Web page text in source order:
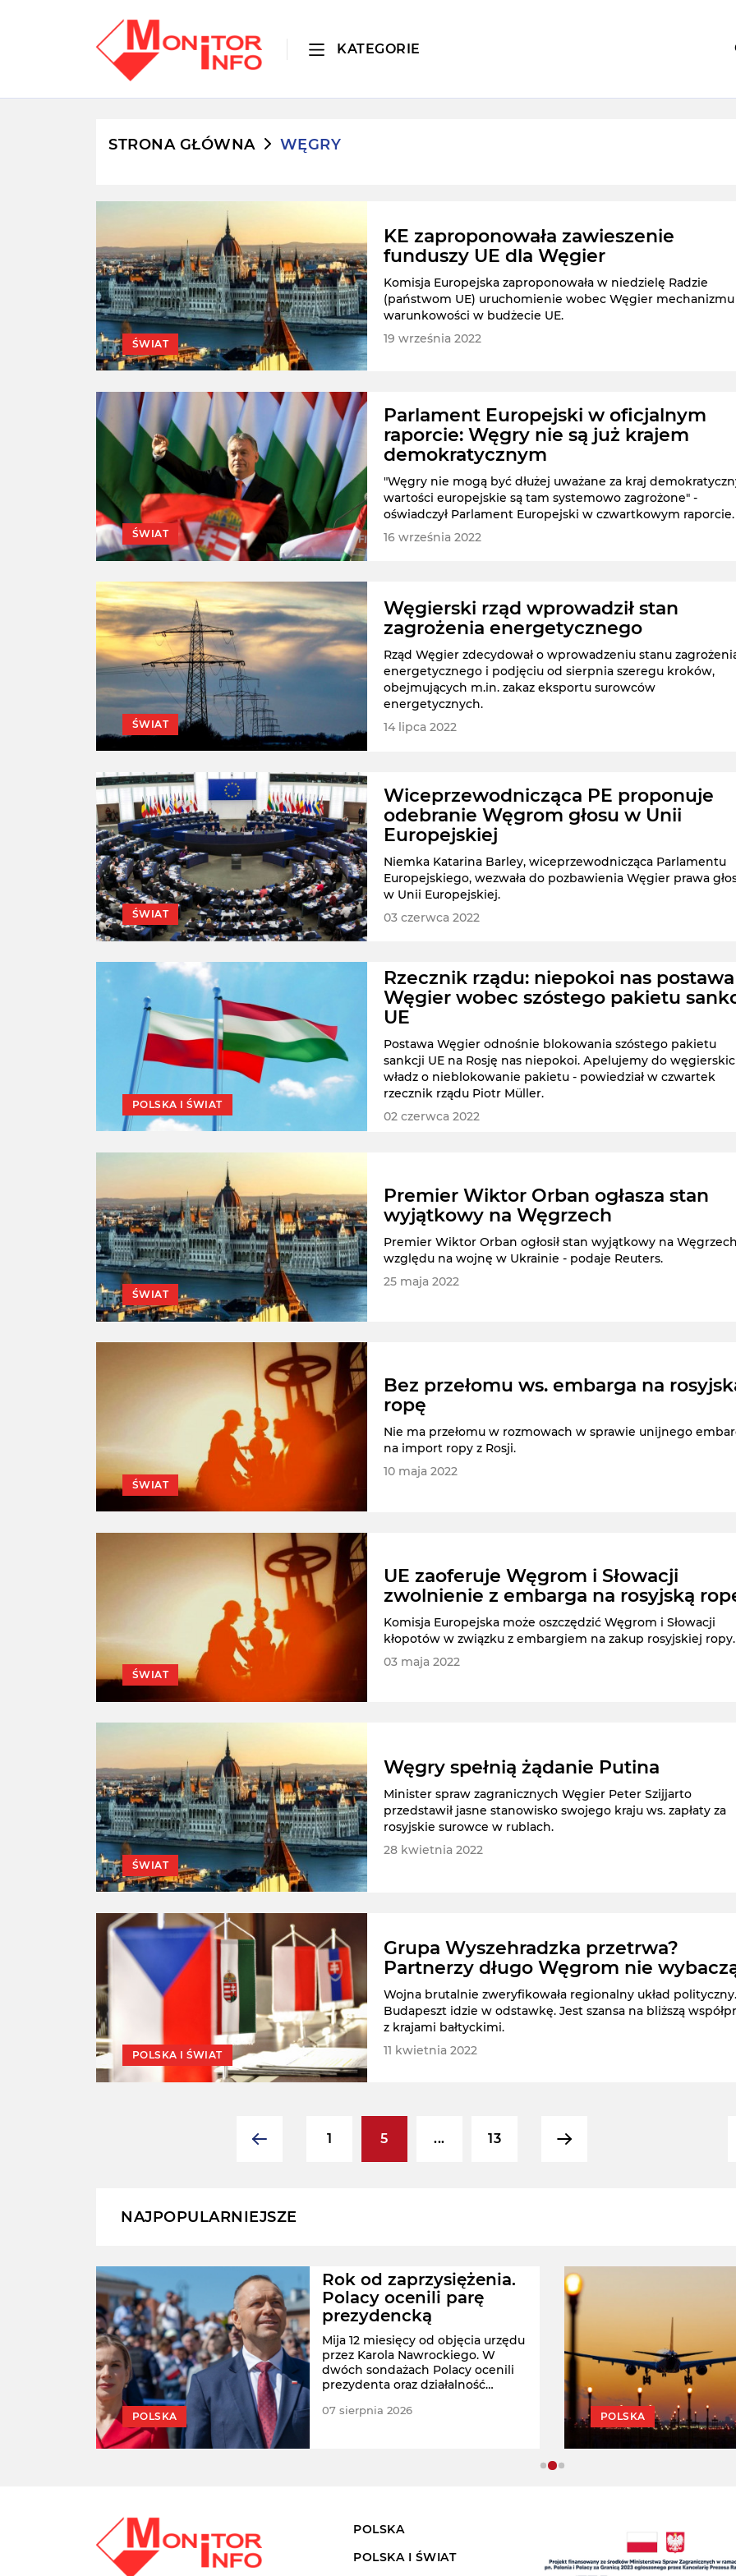
KATEGORIE
STRONA GŁÓWNA WĘGRY
ŚWIAT
KE zaproponowała zawieszenie
funduszy UE dla Węgier
Komisja Europejska zaproponowała w niedzielę Radzie
(państwom UE) uruchomienie wobec Węgier mechanizmu
warunkowości w budżecie UE.
19 września 2022
ŚWIAT
Parlament Europejski w oficjalnym
raporcie: Węgry nie są już krajem
demokratycznym
"Węgry nie mogą być dłużej uważane za kraj
wartości europejskie są tam systemowo zagrożone" -
oświadczył Parlament Europejski w czwartkowym raporcie.
16 września 2022
ŚWIAT
Węgierski rząd wprowadził stan
zagrożenia energetycznego
Rząd Węgier zdecydował o wprowadzeniu stanu
energetycznego i podjęciu od sierpnia szeregu kroków,
obejmujących m.in. zakaz eksportu surowców
energetycznych.
14 lipca 2022
ŚWIAT
Wiceprzewodnicząca PE proponuje
odebranie Węgrom głosu w Unii
Europejskiej
Niemka Katarina Barley, wiceprzewodnicząca Parlamentu
Europejskiego, wezwała do pozbawienia Węgier prawa
w Unii Europejskiej.
03 czerwca 2022
POLSKA I ŚWIAT
Rzecznik rządu: niepokoi nas postawa
Węgier wobec szóstego pakietu
UE
Postawa Węgier odnośnie blokowania szóstego pakietu
sankcji UE na Rosję nas niepokoi. Аpelujemy do
władz o nieblokowanie pakietu - powiedział w czwartek
rzecznik rządu Piotr Müller.
02 czerwca 2022
ŚWIAT
Premier Wiktor Orban ogłasza stan
wyjątkowy na Węgrzech
Premier Wiktor Orban ogłosił stan wyjątkowy na
względu na wojnę w Ukrainie - podaje Reuters.
25 maja 2022
ŚWIAT
Bez przełomu ws. embarga na
ropę
Nie ma przełomu w rozmowach w sprawie unijnego
na import ropy z Rosji.
10 maja 2022
ŚWIAT
UE zaoferuje Węgrom i Słowacji
zwolnienie z embarga na rosyjską
Komisja Europejska może oszczędzić Węgrom i Słowacji
kłopotów w związku z embargiem na zakup rosyjskiej ropy.
03 maja 2022
ŚWIAT
Węgry spełnią żądanie Putina
Minister spraw zagranicznych Węgier Peter Szijjarto
przedstawił jasne stanowisko swojego kraju ws. zapłaty za
rosyjskie surowce w rublach.
28 kwietnia 2022
POLSKA I ŚWIAT
Grupa Wyszehradzka przetrwa?
Partnerzy długo Węgrom nie
Wojna brutalnie zweryfikowała regionalny układ
Budapeszt idzie w odstawkę. Jest szansa na bliższą
z krajami bałtyckimi.
11 kwietnia 2022
1 5 ... 13
NAJPOPULARNIEJSZE
POLSKA
Rok od zaprzysiężenia.
Polacy ocenili parę
prezydencką
Mija 12 miesięcy od objęcia urzędu
przez Karola Nawrockiego. W
dwóch sondażach Polacy ocenili
prezydenta oraz działalność
07 sierpnia 2026 POLSKA
POLSKA
POLSKA I ŚWIAT